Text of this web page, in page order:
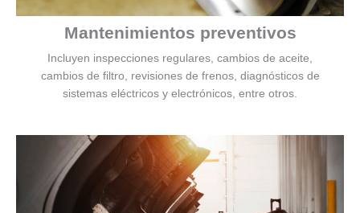
Mantenimientos preventivos
Incluyen inspecciones regulares, cambios de aceite,
cambios de filtro, revisiones de frenos, diagnósticos de
sistemas eléctricos y electrónicos, entre otros.